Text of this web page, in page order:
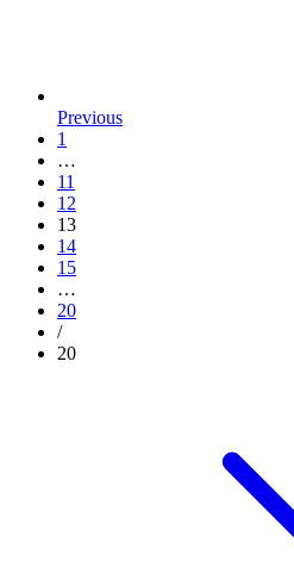
Previous
1
…
11
12
13
14
15
…
20
/
20